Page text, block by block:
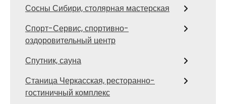
Сосны Сибири, столярная мастерская
Спорт-Сервис, спортивно-
оздоровительный центр
Спутник, сауна
Станица Черкасская, ресторанно-
гостиничный комплекс